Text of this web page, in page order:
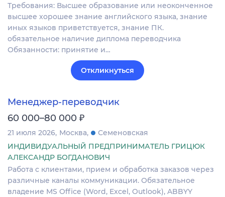
Требования: Высшее образование или неоконченное
высшее хорошее знание английского языка, знание
иных языков приветствуется, знание ПК.
обязательное наличие диплома переводчика
Обязанности: принятие и…
Откликнуться
Менеджер-переводчик
60 000–80 000 ₽
21 июля 2026 Москва
Семеновская
ИНДИВИДУАЛЬНЫЙ ПРЕДПРИНИМАТЕЛЬ ГРИЦЮК
АЛЕКСАНДР БОГДАНОВИЧ
Работа с клиентами, прием и обработка заказов через
различные каналы коммуникации. Обязательное
владение MS Office (Word, Excel, Outlook), ABBYY